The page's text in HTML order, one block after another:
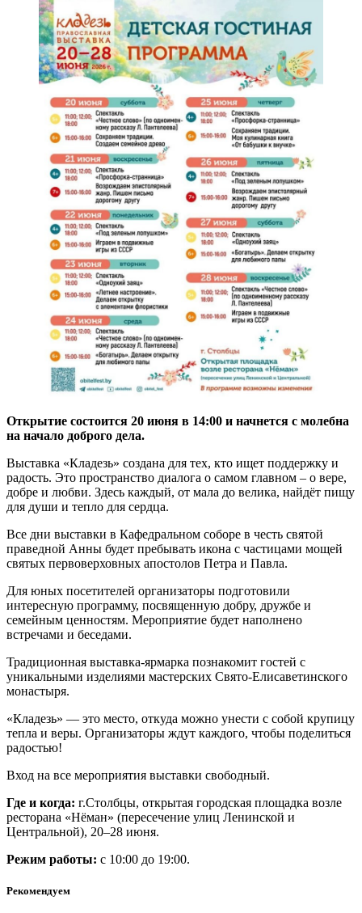
Открытие состоится 20 июня в 14:00 и начнется с молебна
на начало доброго дела.
Выставка «Кладезь» создана для тех, кто ищет поддержку и
радость. Это пространство диалога о самом главном – о вере,
добре и любви. Здесь каждый, от мала до велика, найдёт пищу
для души и тепло для сердца.
Все дни выставки в Кафедральном соборе в честь святой
праведной Анны будет пребывать икона с частицами мощей
святых первоверховных апостолов Петра и Павла.
Для юных посетителей организаторы подготовили
интересную программу, посвященную добру, дружбе и
семейным ценностям. Мероприятие будет наполнено
встречами и беседами.
Традиционная выставка-ярмарка познакомит гостей с
уникальными изделиями мастерских Свято-Елисаветинского
монастыря.
«Кладезь» — это место, откуда можно унести с собой крупицу
тепла и веры. Организаторы ждут каждого, чтобы поделиться
радостью!
Вход на все мероприятия выставки свободный.
Где и когда: г.Столбцы, открытая городская площадка возле
ресторана «Нёман» (пересечение улиц Ленинской и
Центральной), 20–28 июня.
Режим работы: с 10:00 до 19:00.
Рекомендуем